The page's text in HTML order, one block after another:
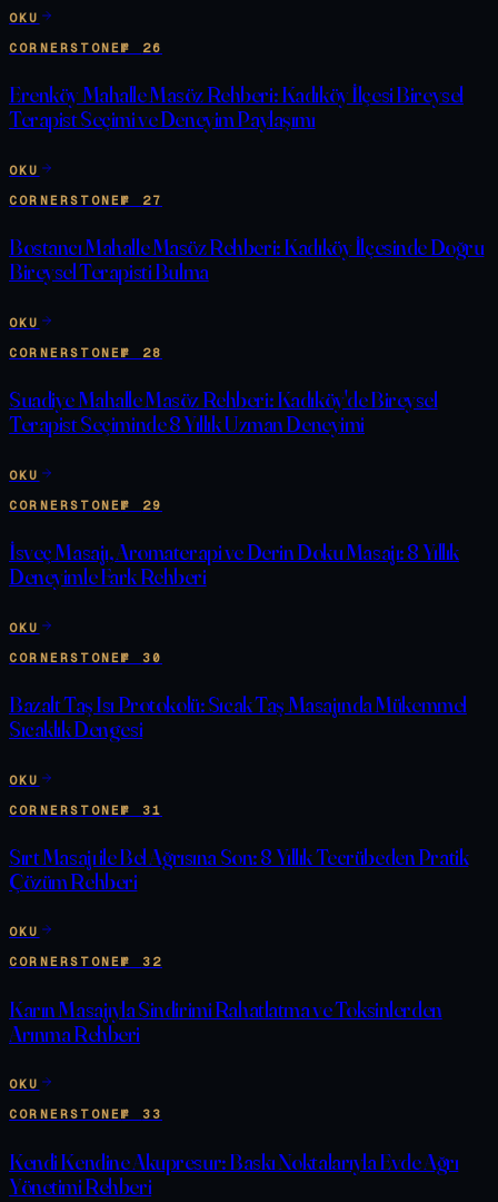
OKU
CORNERSTONE№ 26
Erenköy Mahalle Masöz Rehberi: Kadıköy İlçesi Bireysel
Terapist Seçimi ve Deneyim Paylaşımı
OKU
CORNERSTONE№ 27
Bostancı Mahalle Masöz Rehberi: Kadıköy İlçesinde Doğru
Bireysel Terapisti Bulma
OKU
CORNERSTONE№ 28
Suadiye Mahalle Masöz Rehberi: Kadıköy'de Bireysel
Terapist Seçiminde 8 Yıllık Uzman Deneyimi
OKU
CORNERSTONE№ 29
İsveç Masajı, Aromaterapi ve Derin Doku Masajı: 8 Yıllık
Deneyimle Fark Rehberi
OKU
CORNERSTONE№ 30
Bazalt Taş Isı Protokolü: Sıcak Taş Masajında Mükemmel
Sıcaklık Dengesi
OKU
CORNERSTONE№ 31
Sırt Masajı ile Bel Ağrısına Son: 8 Yıllık Tecrübeden Pratik
Çözüm Rehberi
OKU
CORNERSTONE№ 32
Karın Masajıyla Sindirimi Rahatlatma ve Toksinlerden
Arınma Rehberi
OKU
CORNERSTONE№ 33
Kendi Kendine Akupresur: Baskı Noktalarıyla Evde Ağrı
Yönetimi Rehberi